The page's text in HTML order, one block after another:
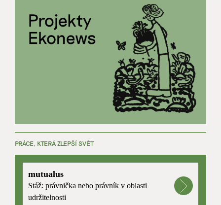
PRÁCE, KTERÁ ZLEPŠÍ SVĚT
mutualus
Stáž: právnička nebo právník v oblasti
udržitelnosti